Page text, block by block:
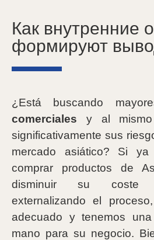
Как внутренние
формируют
¿Está buscando
comerciales y al mismo
significativamente sus
mercado asiático? Si
comprar productos de
disminuir su coste
externalizando el
adecuado y tenemos
mano para su negocio.